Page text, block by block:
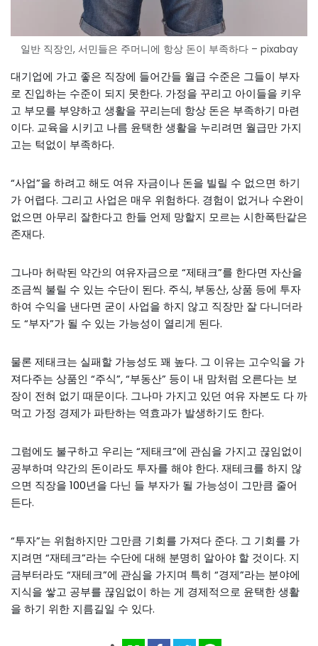
일반 직장인, 서민들은 주머니에 항상 돈이 부족하다 – pixabay
대기업에 가고 좋은 직장에 들어간들 월급 수준은 그들이 부자
로 진입하는 수준이 되지 못한다. 가정을 꾸리고 아이들을 키우
고 부모를 부양하고 생활을 꾸리는데 항상 돈은 부족하기 마련
이다. 교육을 시키고 나름 윤택한 생활을 누리려면 월급만 가지
고는 턱없이 부족하다.
“사업”을 하려고 해도 여유 자금이나 돈을 빌릴 수 없으면 하기
가 어렵다. 그리고 사업은 매우 위험하다. 경험이 없거나 수완이
없으면 아무리 잘한다고 한들 언제 망할지 모르는 시한폭탄같은
존재다.
그나마 허락된 약간의 여유자금으로 “제태크”를 한다면 자산을
조금씩 불릴 수 있는 수단이 된다. 주식, 부동산, 상품 등에 투자
하여 수익을 낸다면 굳이 사업을 하지 않고 직장만 잘 다니더라
도 “부자”가 될 수 있는 가능성이 열리게 된다.
물론 제태크는 실패할 가능성도 꽤 높다. 그 이유는 고수익을 가
져다주는 상품인 “주식”, “부동산” 등이 내 맘처럼 오른다는 보
장이 전혀 없기 때문이다. 그나마 가지고 있던 여유 자본도 다 까
먹고 가정 경제가 파탄하는 역효과가 발생하기도 한다.
그럼에도 불구하고 우리는 “제태크”에 관심을 가지고 끊임없이
공부하며 약간의 돈이라도 투자를 해야 한다. 재테크를 하지 않
으면 직장을 100년을 다닌 들 부자가 될 가능성이 그만큼 줄어
든다.
“투자”는 위험하지만 그만큼 기회를 가져다 준다. 그 기회를 가
지려면 “재테크”라는 수단에 대해 분명히 알아야 할 것이다. 지
금부터라도 “재테크”에 관심을 가지며 특히 “경제”라는 분야에
지식을 쌓고 공부를 끊임없이 하는 게 경제적으로 윤택한 생활
을 하기 위한 지름길일 수 있다.